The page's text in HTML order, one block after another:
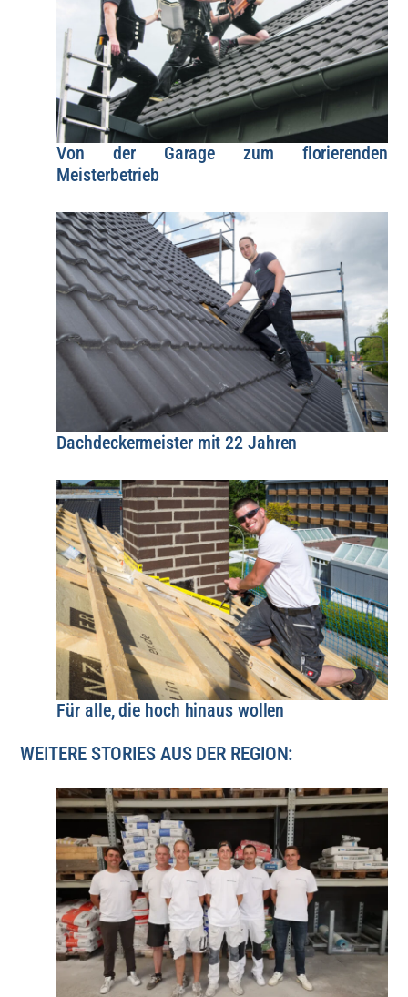
Von der Garage zum florierenden
Meisterbetrieb
Dachdeckermeister mit 22 Jahren
Für alle, die hoch hinaus wollen
WEITERE STORIES AUS DER REGION: